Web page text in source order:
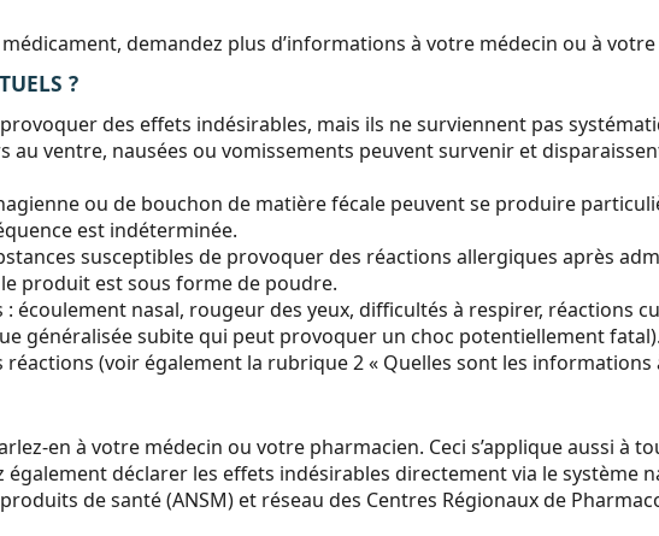
médicament, demandez plus d’informations à votre médecin ou à
?
des effets indésirables, mais ils ne surviennent pas
au ventre, nausées ou vomissements peuvent survenir et
ou de bouchon de matière fécale peuvent se produire
est indéterminée.
susceptibles de provoquer des réactions allergiques après
produit est sous forme de poudre.
: écoulement nasal, rougeur des yeux, difficultés à respirer, réactions
généralisée subite qui peut provoquer un choc potentiellement
réactions (voir également la rubrique 2 « Quelles sont les
en à votre médecin ou votre pharmacien. Ceci s’applique aussi à
également déclarer les effets indésirables directement via le système
de santé (ANSM) et réseau des Centres Régionaux de